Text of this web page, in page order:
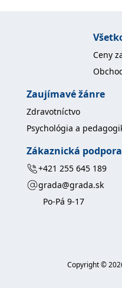
Ceny
Zaujímavé žánre
Zdravotníctvo
Psychológia a
Zákaznická podpora
+421 255 645 189
grada@grada.sk
Po-Pá 9-17
Copyright ©